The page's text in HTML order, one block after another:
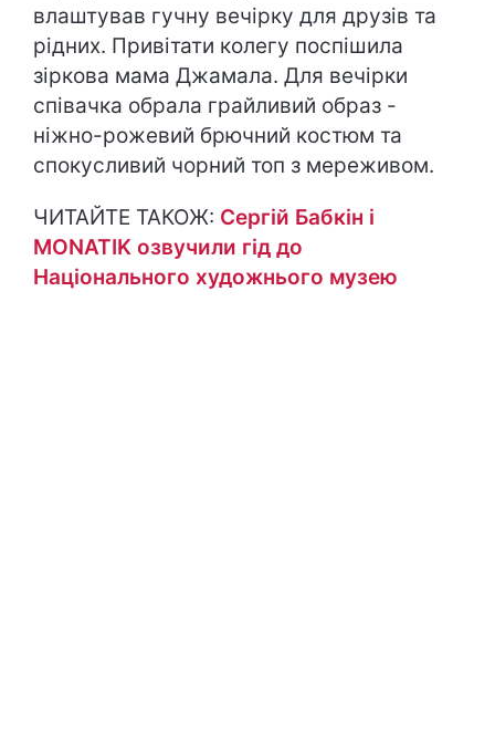
влаштував гучну вечірку для друзів та
рідних. Привітати колегу поспішила
зіркова мама Джамала. Для вечірки
співачка обрала грайливий образ -
ніжно-рожевий брючний костюм та
спокусливий чорний топ з мереживом.
ЧИТАЙТЕ ТАКОЖ: Сергій Бабкін і
MONATIK озвучили гід до
Національного художнього музею